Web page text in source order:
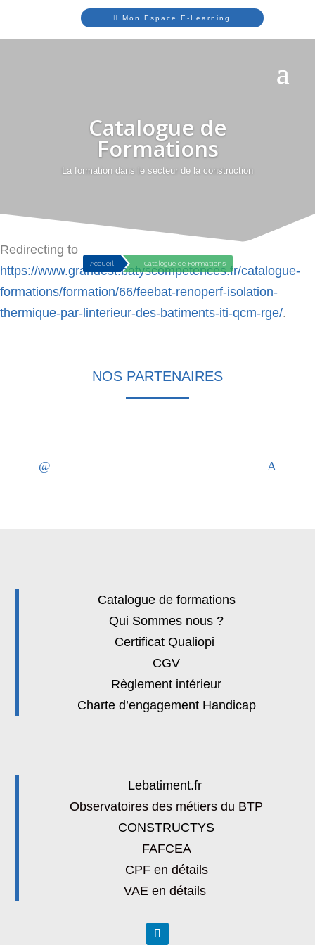
Mon Espace E-Learning
Catalogue de
Formations
La formation dans le secteur de la construction
Accueil Catalogue de Formations
Redirecting to
https://www.grandest.batyscompetences.fr/catalogue-
formations/formation/66/feebat-renoperf-isolation-
thermique-par-linterieur-des-batiments-iti-qcm-rge/.
NOS PARTENAIRES
Catalogue de formations
Qui Sommes nous ?
Certificat Qualiopi
CGV
Règlement intérieur
Charte d’engagement Handicap
Lebatiment.fr
Observatoires des métiers du BTP
CONSTRUCTYS
FAFCEA
CPF en détails
VAE en détails